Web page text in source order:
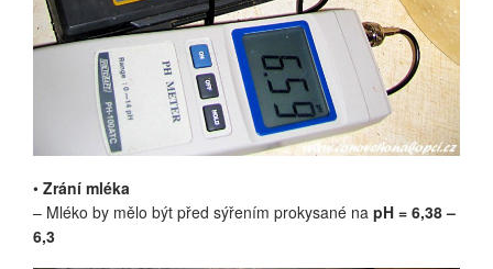
• Zrání mléka
– Mléko by mělo být před sýřením prokysané na pH = 6,38 –
6,3